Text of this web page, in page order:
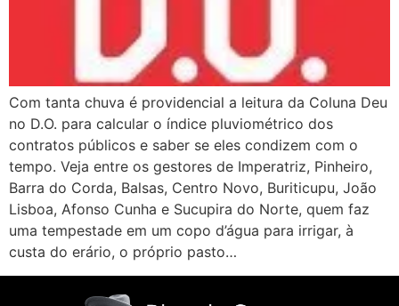
Com tanta chuva é providencial a leitura da Coluna Deu
no D.O. para calcular o índice pluviométrico dos
contratos públicos e saber se eles condizem com o
tempo. Veja entre os gestores de Imperatriz, Pinheiro,
Barra do Corda, Balsas, Centro Novo, Buriticupu, João
Lisboa, Afonso Cunha e Sucupira do Norte, quem faz
uma tempestade em um copo d’água para irrigar, à
custa do erário, o próprio pasto…